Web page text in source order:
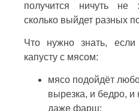
получится ничуть не
сколько выйдет разных
Что нужно знать,
капусту с мясом:
мясо подойдёт
вырезка, и бедро,
даже фарш;